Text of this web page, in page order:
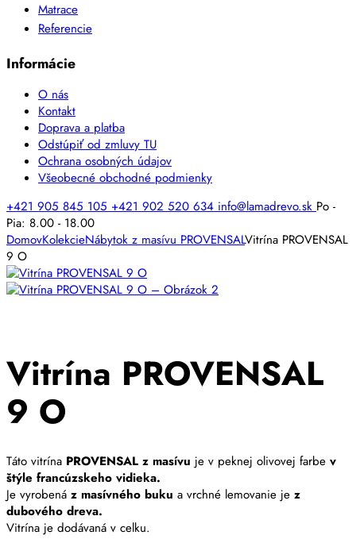
Matrace
Referencie
Informácie
O nás
Kontakt
Doprava a platba
Odstúpiť od zmluvy TU
Ochrana osobných údajov
Všeobecné obchodné podmienky
+421 905 845 105+421 902 520 634info@lamadrevo.skPo -
Pia: 8.00 - 18.00
DomovKolekcieNábytok z masívu PROVENSALVitrína PROVENSAL
9 O
Vitrína PROVENSAL
9 O
Táto vitrína PROVENSAL z masívu je v peknej olivovej farbe v
štýle francúzskeho vidieka.
Je vyrobená z masívného buku a vrchné lemovanie je z
dubového dreva.
Vitrína je dodávaná v celku.